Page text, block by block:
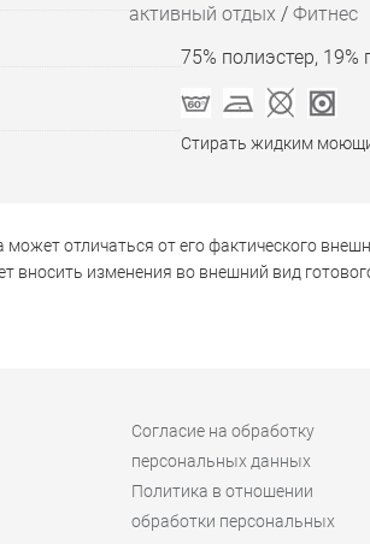
активный отдых / Фитнес
75% полиэстер,
Стирать жидким
отличаться от его фактического
вносить изменения во внешний вид
Согласие на обработку
персональных данных
Политика в отношении
обработки персональных